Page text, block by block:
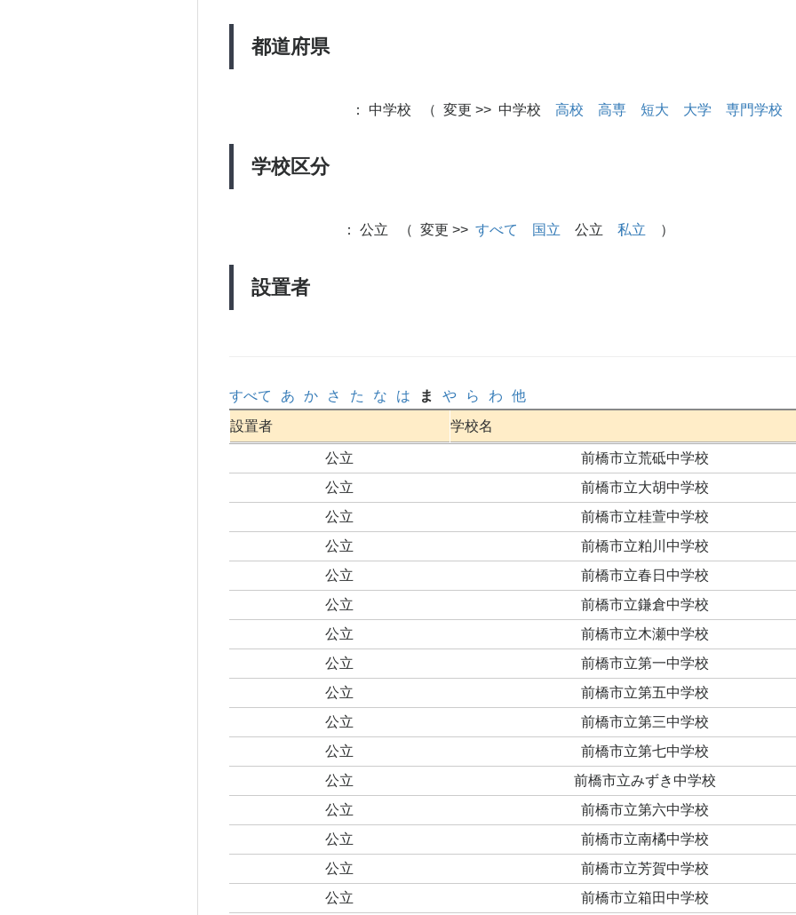
都道府県
学校区分
： 中学校 （ 変更 >> 中学校 高校 高専 短大 大学 専門学校
設置者
： 公立 （ 変更 >> すべて 国立 公立 私立 ）
すべて あ か さ た な は ま や ら わ
他
設置者
学校名
公立
前橋市立荒砥中学校
公立
前橋市立大胡中学校
公立
前橋市立桂萱中学校
公立
前橋市立粕川中学校
公立
前橋市立春日中学校
公立
前橋市立鎌倉中学校
公立
前橋市立木瀬中学校
公立
前橋市立第一中学校
公立
前橋市立第五中学校
公立
前橋市立第三中学校
公立
前橋市立第七中学校
公立
前橋市立みずき中学校
公立
前橋市立第六中学校
公立
前橋市立南橘中学校
公立
前橋市立芳賀中学校
公立
前橋市立箱田中学校